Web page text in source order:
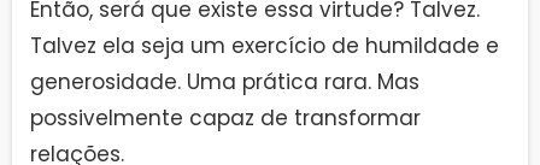
Então, será que existe essa virtude? Talvez.
Talvez ela seja um exercício de humildade e
generosidade. Uma prática rara. Mas
possivelmente capaz de transformar
relações.